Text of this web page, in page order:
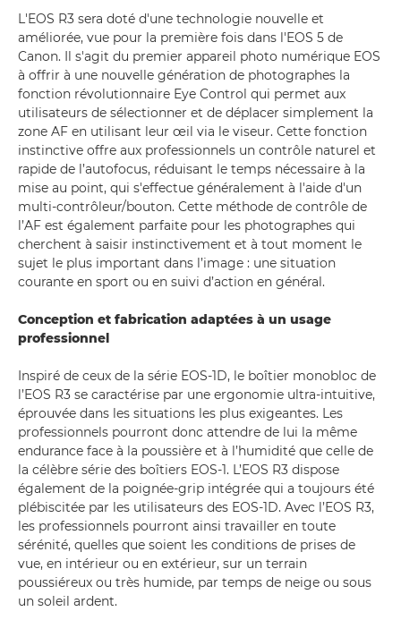
L'EOS R3 sera doté d'une technologie nouvelle et
améliorée, vue pour la première fois dans l'EOS 5 de
Canon. Il s'agit du premier appareil photo numérique EOS
à offrir à une nouvelle génération de photographes la
fonction révolutionnaire Eye Control qui permet aux
utilisateurs de sélectionner et de déplacer simplement la
zone AF en utilisant leur œil via le viseur. Cette fonction
instinctive offre aux professionnels un contrôle naturel et
rapide de l’autofocus, réduisant le temps nécessaire à la
mise au point, qui s'effectue généralement à l'aide d'un
multi-contrôleur/bouton. Cette méthode de contrôle de
l’AF est également parfaite pour les photographes qui
cherchent à saisir instinctivement et à tout moment le
sujet le plus important dans l’image : une situation
courante en sport ou en suivi d’action en général.
Conception et fabrication adaptées à un usage
professionnel
Inspiré de ceux de la série EOS-1D, le boîtier monobloc de
l’EOS R3 se caractérise par une ergonomie ultra-intuitive,
éprouvée dans les situations les plus exigeantes. Les
professionnels pourront donc attendre de lui la même
endurance face à la poussière et à l’humidité que celle de
la célèbre série des boîtiers EOS-1. L’EOS R3 dispose
également de la poignée-grip intégrée qui a toujours été
plébiscitée par les utilisateurs des EOS-1D. Avec l’EOS R3,
les professionnels pourront ainsi travailler en toute
sérénité, quelles que soient les conditions de prises de
vue, en intérieur ou en extérieur, sur un terrain
poussiéreux ou très humide, par temps de neige ou sous
un soleil ardent.